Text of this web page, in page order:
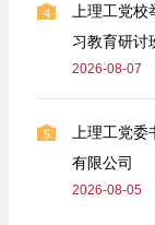
4
上理工党
习教育研讨
2026-08-07
5
上理工党
有限公司
2026-08-05